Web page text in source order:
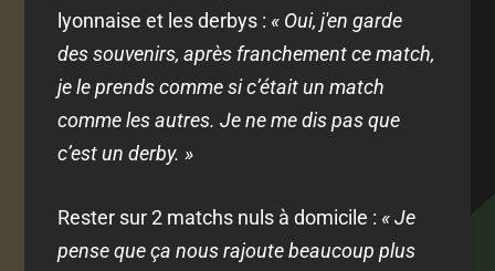
lyonnaise et les derbys :« Oui, j'en garde
des souvenirs, après franchement ce match,
je le prends comme si c’était un match
comme les autres. Je ne me dis pas que
c’est un derby. »
Rester sur 2 matchs nuls à domicile : « Je
pense que ça nous rajoute beaucoup plus